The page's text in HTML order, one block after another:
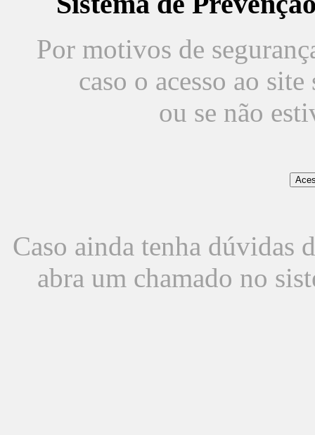
Por motivos de
caso o acesso ao
ou se não
Caso ainda tenha dúvidas
abra um chamado no